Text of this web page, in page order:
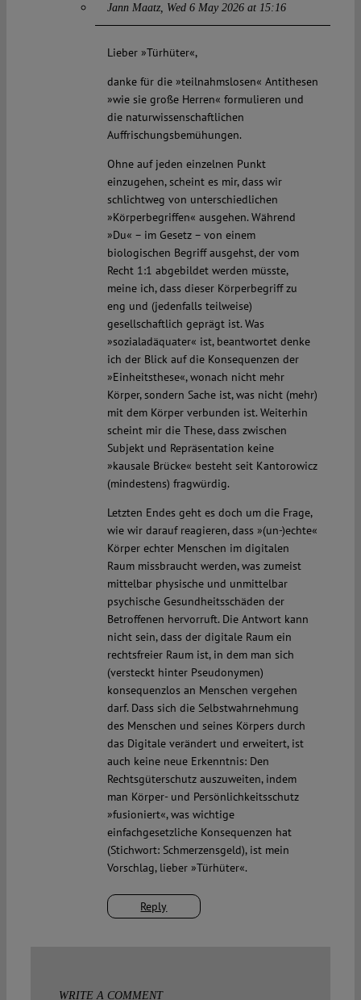
Jann Maatz Wed 6 May 2026 at 15:16
Reply
Lieber »Türhüter«,
danke für die »teilnahmslosen« Antithesen
»wie sie große Herren« formulieren und
die naturwissenschaftlichen
Auffrischungsbemühungen.
Ohne auf jeden einzelnen Punkt
einzugehen, scheint es mir, dass wir
schlichtweg von unterschiedlichen
»Körperbegriffen« ausgehen. Während
»Du« – im Gesetz – von einem
biologischen Begriff ausgehst, der vom
Recht 1:1 abgebildet werden müsste,
meine ich, dass dieser Körperbegriff zu
eng und (jedenfalls teilweise)
gesellschaftlich geprägt ist. Was
»sozialadäquater« ist, beantwortet denke
ich der Blick auf die Konsequenzen der
»Einheitsthese«, wonach nicht mehr
Körper, sondern Sache ist, was nicht (mehr)
mit dem Körper verbunden ist. Weiterhin
scheint mir die These, dass zwischen
Subjekt und Repräsentation keine
»kausale Brücke« besteht seit Kantorowicz
(mindestens) fragwürdig.
Letzten Endes geht es doch um die Frage,
wie wir darauf reagieren, dass »(un-)echte«
Körper echter Menschen im digitalen
Raum missbraucht werden, was zumeist
mittelbar physische und unmittelbar
psychische Gesundheitsschäden der
Betroffenen hervorruft. Die Antwort kann
nicht sein, dass der digitale Raum ein
rechtsfreier Raum ist, in dem man sich
(versteckt hinter Pseudonymen)
konsequenzlos an Menschen vergehen
darf. Dass sich die Selbstwahrnehmung
des Menschen und seines Körpers durch
das Digitale verändert und erweitert, ist
auch keine neue Erkenntnis: Den
Rechtsgüterschutz auszuweiten, indem
man Körper- und Persönlichkeitsschutz
»fusioniert«, was wichtige
einfachgesetzliche Konsequenzen hat
(Stichwort: Schmerzensgeld), ist mein
Vorschlag, lieber »Türhüter«.
WRITE A COMMENT